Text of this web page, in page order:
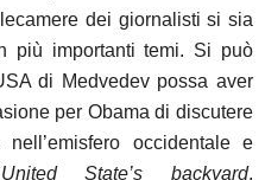
dei giornalisti si sia
più importanti temi. Si può
di Medvedev possa aver
per Obama di discutere
occidentale e
State’s backyard.